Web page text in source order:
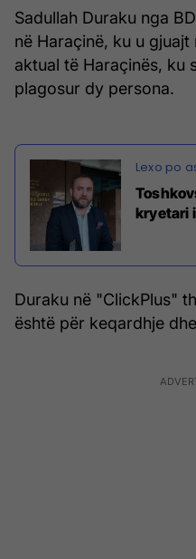
Sadullah Duraku nga
në Haraçinë, ku u
aktual të Haraçinës, ku
plagosur dy persona.
kryetari
Duraku në "ClickPlus"
është për keqardhje